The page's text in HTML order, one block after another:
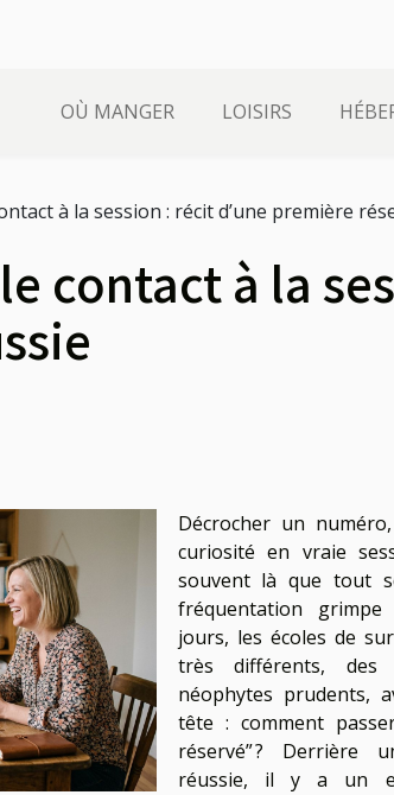
OÙ MANGER LOISIRS
à la session : récit d’une première
contact à la
Décrocher un
curiosité en vraie
souvent là que tout
fréquentation
jours, les écoles de
très différents, des
néophytes prudents,
tête : comment
réservé” ? Derrière
réussie, il y a un